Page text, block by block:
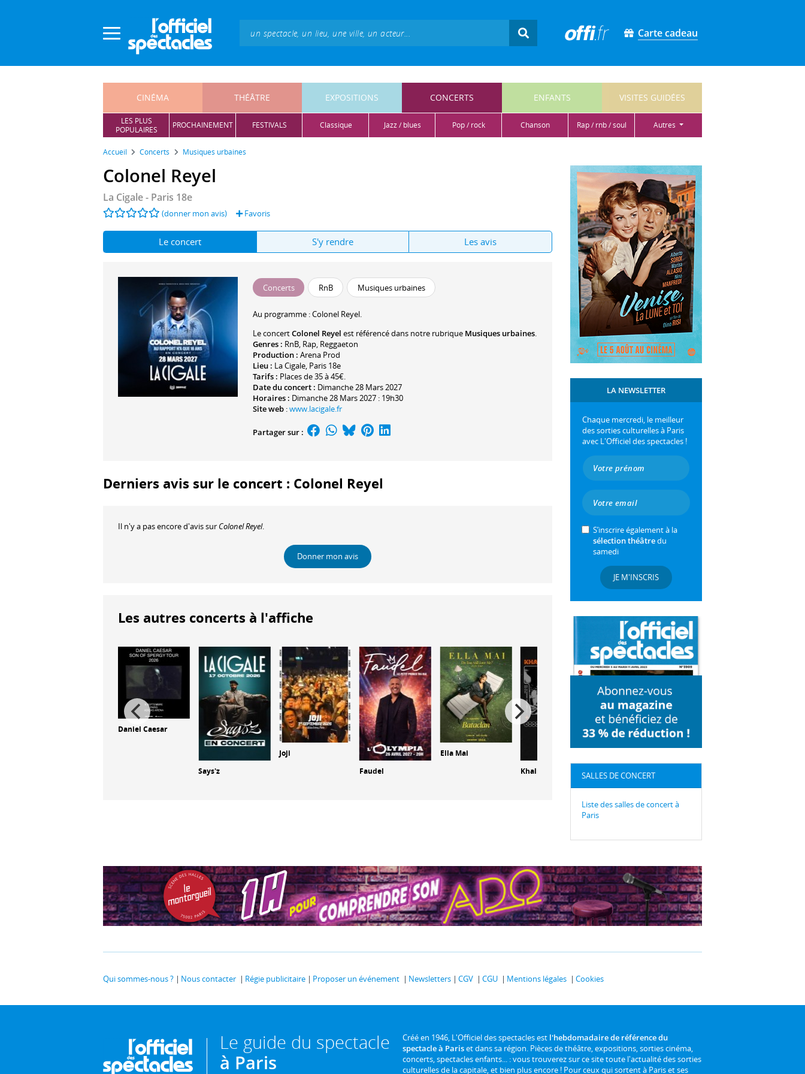
Carte cadeau
CINÉMA THÉÂTRE EXPOSITIONS CONCERTS ENFANTS VISITES GUIDÉES
LES PLUS
POPULAIRES
PROCHAINEMENT FESTIVALS classique jazz / blues pop / rock chanson rap / rnb / soul autres
Accueil Concerts Musiques urbaines
Colonel Reyel
La Cigale- Paris 18e
(donner mon avis) Favoris
Le concert S'y rendre Les avis
Concerts RnB Musiques urbaines
Au programme :Colonel Reyel.
Le concertColonel Reyel est référencé dans notre rubrique Musiques urbaines.
Genres : RnB, Rap, Reggaeton
Production : Arena Prod
Lieu : La Cigale, Paris 18e
Tarifs : Places de 35 à 45€.
Date du concert : Dimanche 28 Mars 2027
Horaires : Dimanche 28 Mars 2027 : 19h30
Site web :www.lacigale.fr
Partager sur :
Derniers avis sur le concert : Colonel Reyel
Il n'y a pas encore d'avis sur Colonel Reyel.
Donner mon avis
Les autres concerts à l'affiche
Daniel Caesar
Says'z
Joji
Faudel
Ella Mai
Khalid
LA NEWSLETTER
Chaque mercredi, le meilleur
des sorties culturelles à Paris
avec L'Officiel des spectacles !
S’inscrire également à la
sélection théâtredu
samedi
JE M'INSCRIS
SALLES DE CONCERT
Liste des salles de concert à
Paris
Qui sommes-nous ? Nous contacter Régie publicitaire Proposer un événement Newsletters CGV CGU Mentions légales Cookies
Le guide du spectacle
à Paris
Créé en 1946, L'Officiel des spectacles est l'hebdomadaire de référence du
spectacle à Pariset dans sa région. Pièces de théâtre, expositions, sorties cinéma,
concerts, spectacles enfants... : vous trouverez sur ce site toute l'actualité des sorties
culturelles de la capitale, et bien plus encore ! Pour ceux qui sortent à Paris et ses